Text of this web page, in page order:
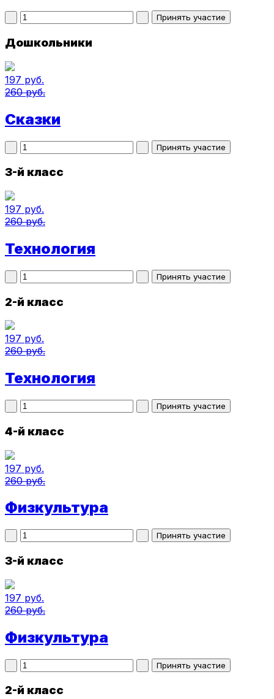
Дошкольники
197 руб.
260 руб.
Сказки
3-й класс
197 руб.
260 руб.
Технология
2-й класс
197 руб.
260 руб.
Технология
4-й класс
197 руб.
260 руб.
Физкультура
3-й класс
197 руб.
260 руб.
Физкультура
2-й класс